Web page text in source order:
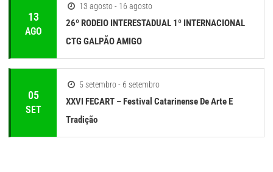
13
AGO
13 agosto - 16 agosto
26º RODEIO INTERESTADUAL 1º INTERNACIONAL
CTG GALPÃO AMIGO
05
SET
5 setembro - 6 setembro
XXVI FECART – Festival Catarinense De Arte E
Tradição